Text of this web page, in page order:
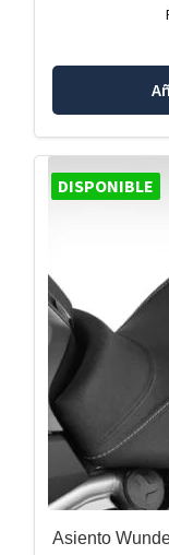
DISPONIBLE
Asiento